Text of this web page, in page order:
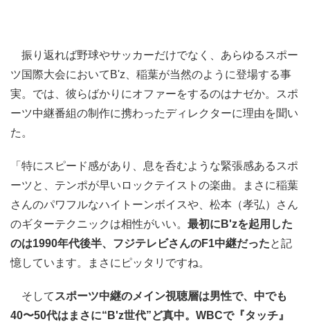
振り返れば野球やサッカーだけでなく、あらゆるスポー
ツ国際大会においてB'z、稲葉が当然のように登場する事
実。では、彼らばかりにオファーをするのはナゼか。スポ
ーツ中継番組の制作に携わったディレクターに理由を聞い
た。
「特にスピード感があり、息を呑むような緊張感あるスポ
ーツと、テンポが早いロックテイストの楽曲。まさに稲葉
さんのパワフルなハイトーンボイスや、松本（孝弘）さん
のギターテクニックは相性がいい。 最初にB'zを起用した
のは1990年代後半、フジテレビさんのF1中継だったと記
憶しています。まさにピッタリですね。
そして スポーツ中継のメイン視聴層は男性で、中でも
40〜50代はまさに“B'z世代”ど真中。WBCで『タッチ』